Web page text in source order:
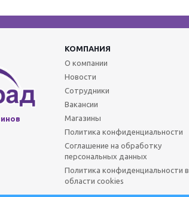
КОМПАНИЯ
О компании
Новости
Сотрудники
Вакансии
Магазины
Политика конфиденциальности
Соглашение на обработку
персональных данных
Политика конфиденциальности в
области cookies